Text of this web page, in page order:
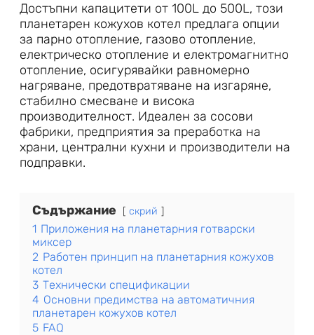
Достъпни капацитети от 100L до 500L, този
планетарен кожухов котел предлага опции
за парно отопление, газово отопление,
електрическо отопление и електромагнитно
отопление, осигурявайки равномерно
нагряване, предотвратяване на изгаряне,
стабилно смесване и висока
производителност. Идеален за сосови
фабрики, предприятия за преработка на
храни, централни кухни и производители на
подправки.
Съдържание скрий
1 Приложения на планетарния готварски
миксер
2 Работен принцип на планетарния кожухов
котел
3 Технически спецификации
4 Основни предимства на автоматичния
планетарен кожухов котел
5 FAQ